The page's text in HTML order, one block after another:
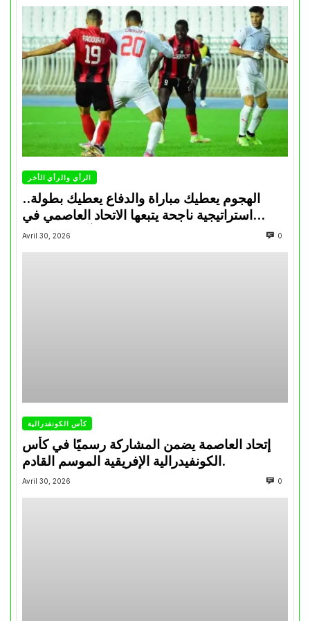
الرأي والرأي الأخر
الهجوم يعطيك مباراة والدفاع يعطيك بطولة..
استراتيجية ناجحة يتبعها الاتحاد العاصمي في
تتويجاته آخر السنوات
Avril 30, 2026 0
كأس الكونفدرالية
إتحاد العاصمة يضمن المشاركة رسميًا في كأس
الكونفيدرالية الإفريقية الموسم القادم.
Avril 30, 2026 0